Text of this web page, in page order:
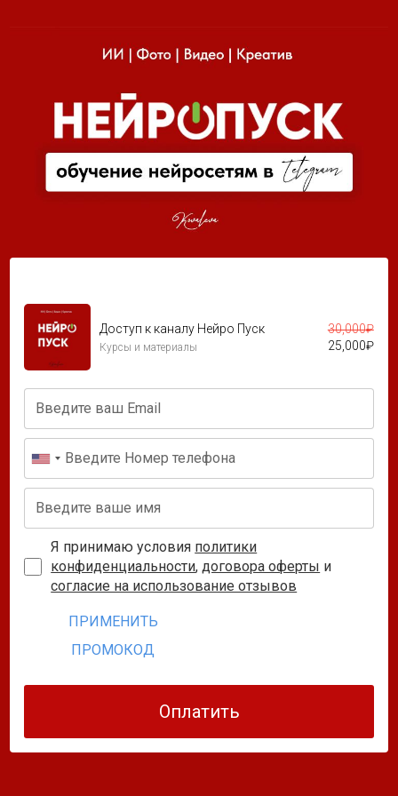
Доступ к каналу Нейро Пуск
Курсы и материалы
30,000₽
25,000₽
Я принимаю условия политики
конфиденциальности,договора оферты и
согласие на использование отзывов
ПРИМЕНИТЬ
ПРОМОКОД
Оплатить